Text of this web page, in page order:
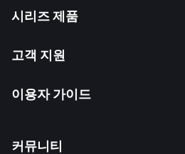
시리즈 제품
고객 지원
이용자 가이드
커뮤니티